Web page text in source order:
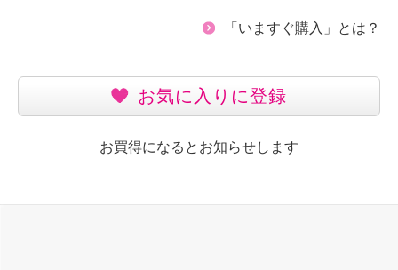
「いますぐ購入」とは？
お気に入りに登録
お買得になるとお知らせします